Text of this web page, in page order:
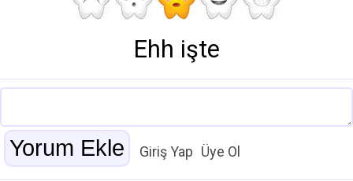
Ehh işte
Giriş Yap Üye Ol